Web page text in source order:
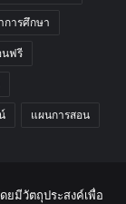
การศึกษา
นฟรี
แผนการสอน
ยมีวัตถุประสงค์เพื่อ